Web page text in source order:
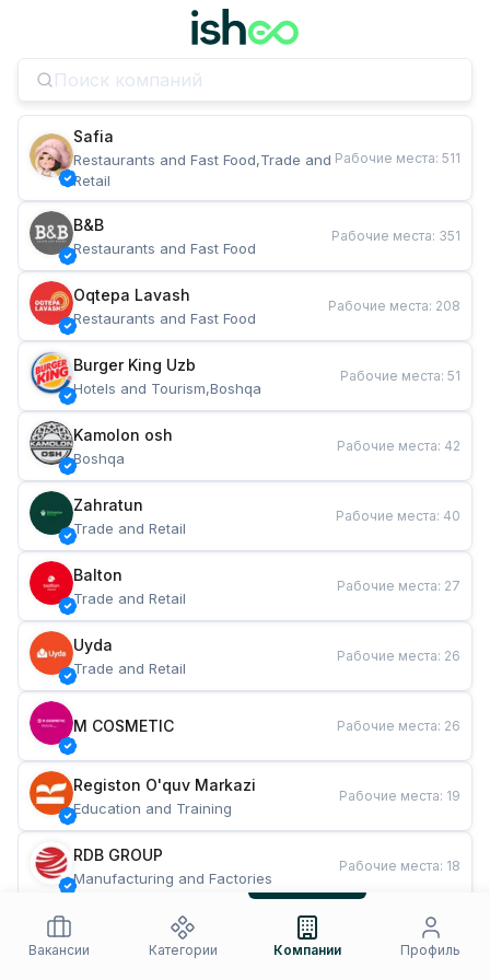
Safia
Restaurants and Fast Food,Trade and
Retail
Рабочие места: 511
B&B
Restaurants and Fast Food
Рабочие места: 351
Oqtepa Lavash
Restaurants and Fast Food
Рабочие места: 208
Burger King Uzb
Hotels and Tourism,Boshqa
Рабочие места: 51
Kamolon osh
Boshqa
Рабочие места: 42
Zahratun
Trade and Retail
Рабочие места: 40
Balton
Trade and Retail
Рабочие места: 27
Uyda
Trade and Retail
Рабочие места: 26
M COSMETIC Рабочие места: 26
Registon O'quv Markazi
Education and Training
Рабочие места: 19
RDB GROUP
Manufacturing and Factories
Рабочие места: 18
Restaurants and Fast Food
Рабочие места
Вакансии
Категории Компании Профиль